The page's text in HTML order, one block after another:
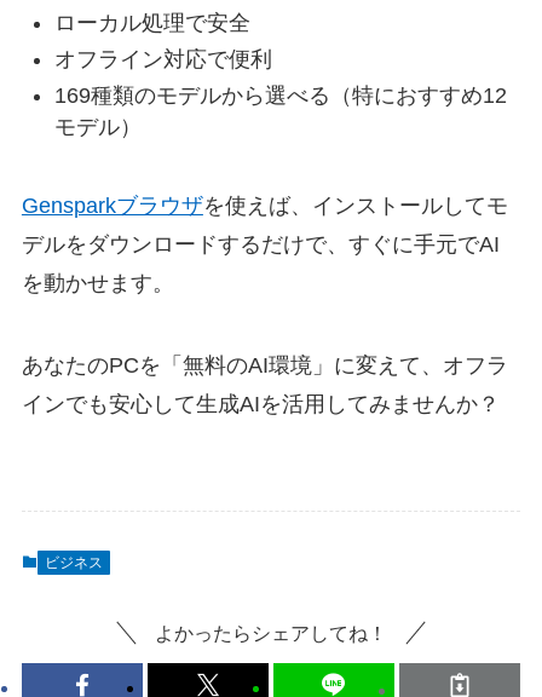
ローカル処理で安全
オフライン対応で便利
169種類のモデルから選べる（特におすすめ12
モデル）
Gensparkブラウザを使えば、インストールしてモ
デルをダウンロードするだけで、すぐに手元でAI
を動かせます。
あなたのPCを「無料のAI環境」に変えて、オフラ
インでも安心して生成AIを活用してみませんか？
ビジネス
よかったらシェアしてね！